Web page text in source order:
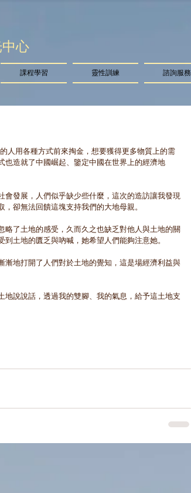
心
課程學習 靈性訓練 諮詢服務
也造就了中國崛起、鑒定中國在世界上的經濟地
發展，人們似乎缺少些什麼，這次的造訪讓我發現
，卻無法回饋這塊支持我們的大地母親。
了土地的感受，久而久之也缺乏對他人與土地的關
土地的匱乏與吶喊，她希望人們能夠注意她。
地打開了人們對於土地的覺知，這是場經濟利益與
說說話，透過我的雙腳、我的氣息，給予這土地支